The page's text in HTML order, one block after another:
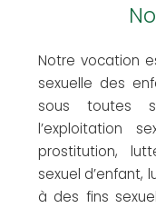
Notre vocation
sexuelle des
sous toutes
l’exploitation
prostitution,
sexuel d’enfant,
à des fins